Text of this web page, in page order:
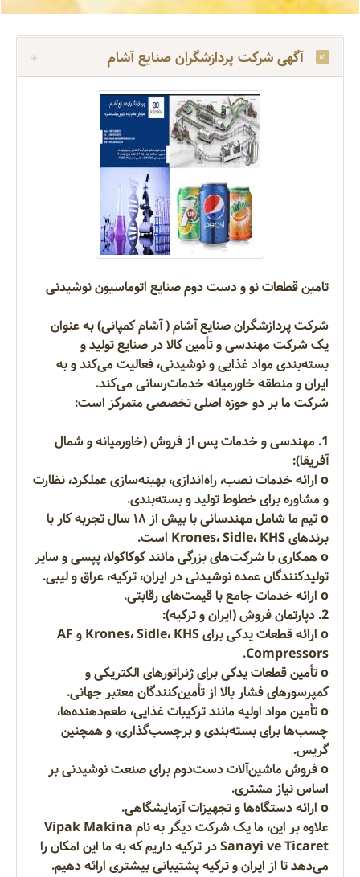
آگهی شرکت پردازشگران صنایع آشام
تامین قطعات نو و دست دوم صنایع اتوماسیون نوشیدنی
شرکت پردازشگران صنایع آشام ( آشام کمپانی) به عنوان
یک شرکت مهندسی و تأمین کالا در صنایع تولید و
بسته‌بندی مواد غذایی و نوشیدنی، فعالیت می‌کند و به
ایران و منطقه خاورمیانه خدمات‌رسانی می‌کند.
شرکت ما بر دو حوزه اصلی تخصصی متمرکز است:
1. مهندسی و خدمات پس از فروش (خاورمیانه و شمال
آفریقا):
o ارائه خدمات نصب، راه‌اندازی، بهینه‌سازی عملکرد، نظارت
و مشاوره برای خطوط تولید و بسته‌بندی.
o تیم ما شامل مهندسانی با بیش از ۱۸ سال تجربه کار با
برندهای Krones، Sidle، KHS است.
o همکاری با شرکت‌های بزرگی مانند کوکاکولا، پپسی و سایر
تولیدکنندگان عمده نوشیدنی در ایران، ترکیه، عراق و لیبی.
o ارائه خدمات جامع با قیمت‌های رقابتی.
2. دپارتمان فروش (ایران و ترکیه):
o ارائه قطعات یدکی برای Krones، Sidle، KHS و AF
Compressors.
o تأمین قطعات یدکی برای ژنراتورهای الکتریکی و
کمپرسورهای فشار بالا از تأمین‌کنندگان معتبر جهانی.
o تأمین مواد اولیه مانند ترکیبات غذایی، طعم‌دهنده‌ها،
چسب‌ها برای بسته‌بندی و برچسب‌گذاری، و همچنین
گریس.
o فروش ماشین‌آلات دست‌دوم برای صنعت نوشیدنی بر
اساس نیاز مشتری.
o ارائه دستگاه‌ها و تجهیزات آزمایشگاهی.
علاوه بر این، ما یک شرکت دیگر به نام Vipak Makina
Sanayi ve Ticaret در ترکیه داریم که به ما این امکان را
می‌دهد تا از ایران و ترکیه پشتیبانی بیشتری ارائه دهیم.